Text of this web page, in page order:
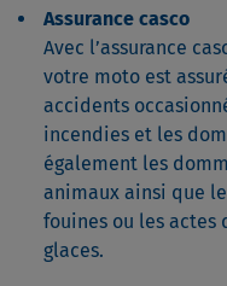
Assurance casco
Avec l’assurance
votre moto est
accidents
incendies et les
également les
animaux ainsi que
fouines ou les actes
glaces.